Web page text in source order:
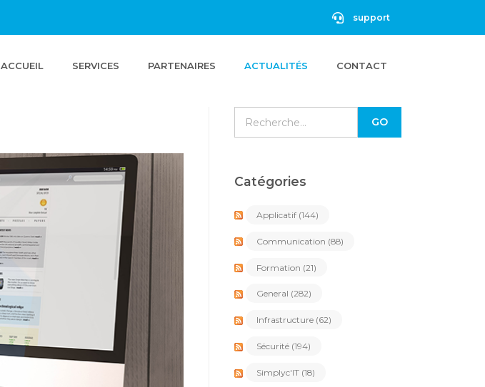
support
ACCUEIL(CURRENT)SERVICES PARTENAIRES ACTUALITÉS CONTACT
Catégories
Applicatif (144)
Communication (88)
Formation (21)
General (282)
Infrastructure (62)
Sécurité (194)
Simplyc'IT (18)